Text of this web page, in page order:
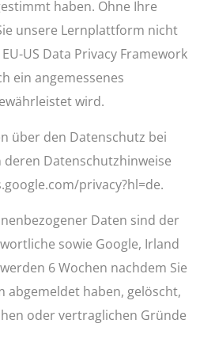
haben. Ohne Ihre
unsere Lernplattform nicht
US Data Privacy Framework
ein angemessenes
wird.
über den Datenschutz bei
deren Datenschutzhinweise
privacy?hl=de.
Daten sind der
sowie Google, Irland
6 Wochen nachdem Sie
abgemeldet haben, gelöscht,
oder vertraglichen Gründe